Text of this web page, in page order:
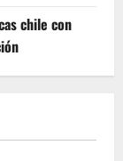
chile con